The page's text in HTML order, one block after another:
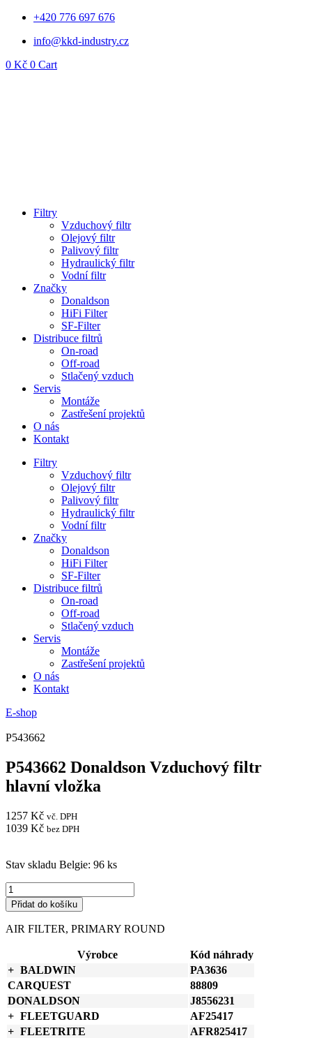
Přejít
obsahu
+420 776 697 676
info@kkd-industry.cz
0 Kč 0 Cart
Filtry
Vzduchový filtr
Olejový filtr
Palivový filtr
Hydraulický filtr
Vodní filtr
Značky
Donaldson
HiFi Filter
SF-Filter
Distribuce filtrů
On-road
Off-road
Stlačený vzduch
Servis
Montáže
Zastřešení projektů
O nás
Kontakt
Filtry
Vzduchový filtr
Olejový filtr
Palivový filtr
Hydraulický filtr
Vodní filtr
Značky
Donaldson
HiFi Filter
SF-Filter
Distribuce filtrů
On-road
Off-road
Stlačený vzduch
Servis
Montáže
Zastřešení projektů
O nás
Kontakt
E-shop
P543662
P543662 Donaldson Vzduchový filtr
hlavní vložka
1257 Kč vč. DPH
1039 Kč bez DPH
Stav skladu Belgie: 96 ks
P543662
Donaldson
Vzduchový
filtr
Přidat do košíku
AIR FILTER, PRIMARY ROUND
Výrobce
Kód náhrady
BALDWIN
PA3636
CARQUEST
88809
DONALDSON
J8556231
FLEETGUARD
AF25417
FLEETRITE
AFR825417